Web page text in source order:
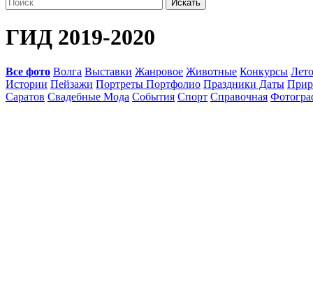
ГИД 2019-2020
Все фото Волга Выставки Жанровое Животные Конкурсы
Истории Пейзажи Портреты Портфолио Праздники Даты
Саратов Свадебные Мода События Спорт Справочная